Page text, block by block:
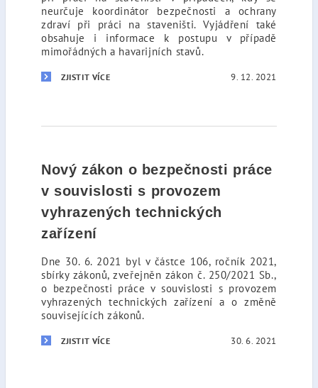
neurčuje koordinátor bezpečnosti a ochrany
zdraví při práci na staveništi. Vyjádření také
obsahuje i informace k postupu v případě
mimořádných a havarijních stavů.
ZJISTIT VÍCE 9. 12. 2021
Nový zákon o bezpečnosti práce
v souvislosti s provozem
vyhrazených technických
zařízení
Dne 30. 6. 2021 byl v částce 106, ročník 2021,
sbírky zákonů, zveřejněn zákon č. 250/2021 Sb.,
o bezpečnosti práce v souvislosti s provozem
vyhrazených technických zařízení a o změně
souvisejících zákonů.
ZJISTIT VÍCE 30. 6. 2021